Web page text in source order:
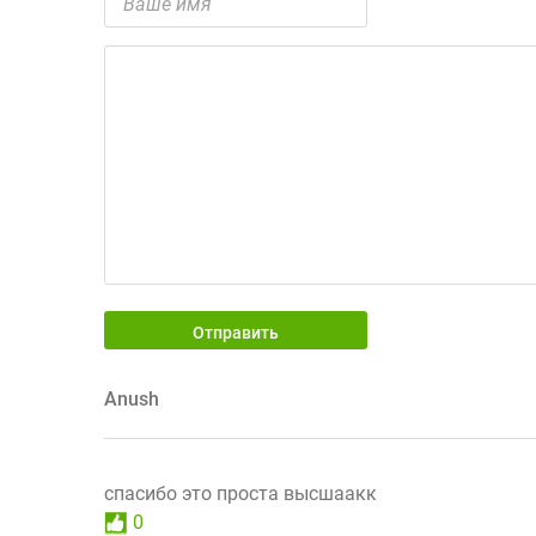
Отправить
Anush
спасибо это проста высшаакк
0